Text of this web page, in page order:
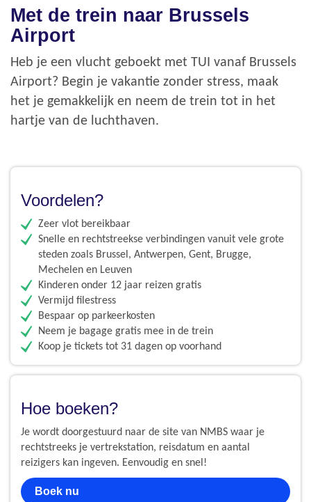
Met de trein naar Brussels
Airport
Heb je een vlucht geboekt met TUI vanaf Brussels
Airport? Begin je vakantie zonder stress, maak
het je gemakkelijk en neem de trein tot in het
hartje van de luchthaven.
Voordelen?
Zeer vlot bereikbaar
Snelle en rechtstreekse verbindingen vanuit vele grote
steden zoals Brussel, Antwerpen, Gent, Brugge,
Mechelen en Leuven
Kinderen onder 12 jaar reizen gratis
Vermijd filestress
Bespaar op parkeerkosten
Neem je bagage gratis mee in de trein
Koop je tickets tot 31 dagen op voorhand
Hoe boeken?
Je wordt doorgestuurd naar de site van NMBS waar je
rechtstreeks je vertrekstation, reisdatum en aantal
reizigers kan ingeven. Eenvoudig en snel!
Boek nu